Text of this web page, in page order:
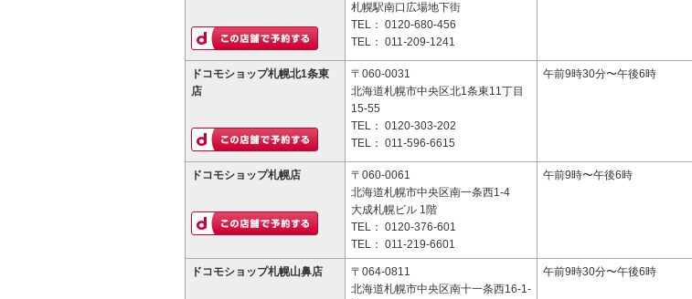
札幌駅南口広場地下街
TEL： 0120-680-456
TEL： 011-209-1241
ドコモショップ札幌北1条東
店
〒060-0031
北海道札幌市中央区北1条東11丁目
15-55
TEL： 0120-303-202
TEL： 011-596-6615
午前9時30分〜午後6時
ドコモショップ札幌店
〒060-0061
北海道札幌市中央区南一条西1-4
大成札幌ビル 1階
TEL： 0120-376-601
TEL： 011-219-6601
午前9時〜午後6時
ドコモショップ札幌山鼻店
〒064-0811
北海道札幌市中央区南十一条西16-1-
午前9時30分〜午後6時